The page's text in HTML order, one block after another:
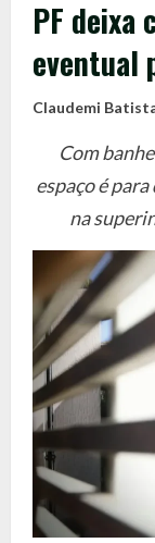
PF deixa
eventual
Claudemi
Com
espaço é
na